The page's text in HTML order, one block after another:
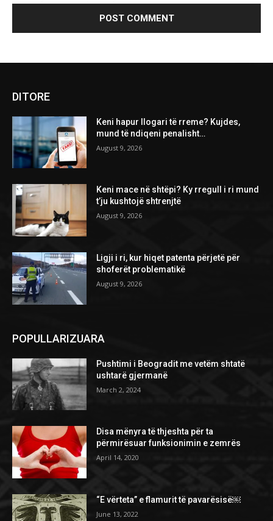
DITORE
Keni hapur llogari të rreme? Kujdes,
mund të ndiqeni penalisht…
August 9, 2026
Keni mace në shtëpi? Ky rregull i ri mund
t’ju kushtojë shtrenjtë
August 9, 2026
Ligji i ri, kur hiqet patenta përjetë për
shoferët problematikë
August 9, 2026
POPULLARIZUARA
Pushtimi i Beogradit me vetëm shtatë
ushtarë gjermanë
March 2, 2024
Disa mënyra të thjeshta për ta
përmirësuar funksionimin e zemrës
April 14, 2020
“E vërteta” e flamurit të pavarësisë￼
June 13, 2022